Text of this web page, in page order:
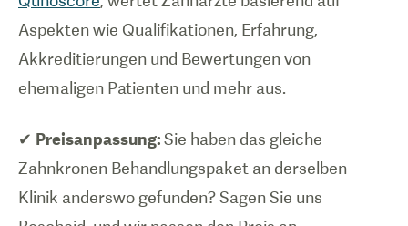
Aspekten wie Qualifikationen, Erfahrung,
Akkreditierungen und Bewertungen von
ehemaligen Patienten und mehr aus.
✔ Preisanpassung:Sie haben das gleiche
Zahnkronen Behandlungspaket an derselben
Klinik anderswo gefunden? Sagen Sie uns